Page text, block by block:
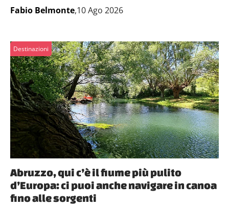
Fabio Belmonte,10 Ago 2026
Destinazioni
Abruzzo, qui c’è il fiume più pulito
d’Europa: ci puoi anche navigare in canoa
fino alle sorgenti